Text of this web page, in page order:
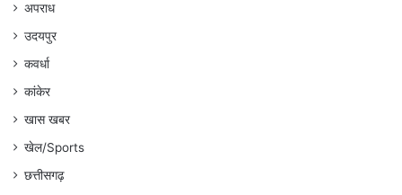
अपराध
उदयपुर
कवर्धा
कांकेर
खास खबर
खेल/Sports
छत्तीसगढ़